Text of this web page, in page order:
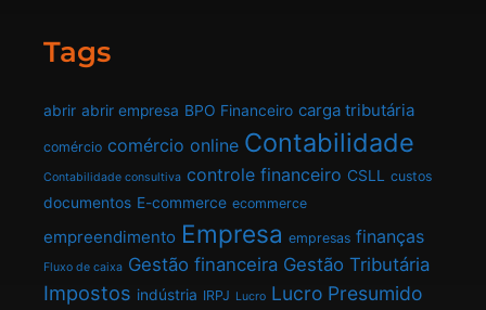
Tags
abrir abrir empresa BPO Financeiro carga tributária
comércio comércio online Contabilidade
Contabilidade consultiva controle financeiro CSLL custos
documentos E-commerce ecommerce
empreendimento Empresa empresas finanças
Fluxo de caixa Gestão financeira Gestão Tributária
Impostos indústria IRPJ Lucro Lucro Presumido